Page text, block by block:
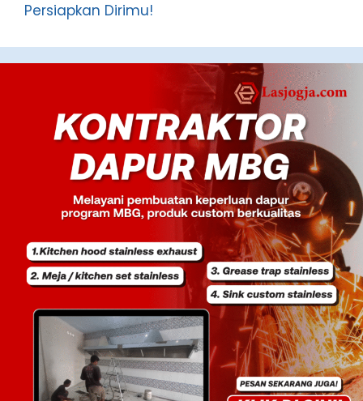
Persiapkan Dirimu!